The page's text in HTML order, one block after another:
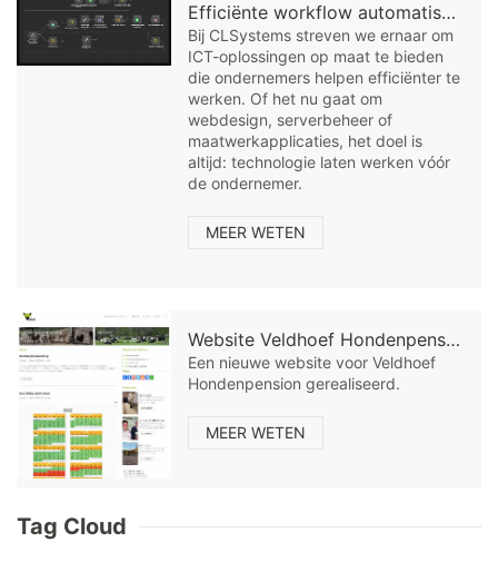
Efficiënte workflow automatisering voor het MKB: Ontdek de kracht van N8Nme
Bij CLSystems streven we ernaar om
ICT-oplossingen op maat te bieden
die ondernemers helpen efficiënter te
werken. Of het nu gaat om
webdesign, serverbeheer of
maatwerkapplicaties, het doel is
altijd: technologie laten werken vóór
de ondernemer.
MEER WETEN
Website Veldhoef Hondenpension
Een nieuwe website voor Veldhoef
Hondenpension gerealiseerd.
MEER WETEN
Tag Cloud